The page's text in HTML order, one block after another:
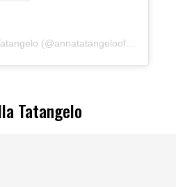
Un post condiviso da Anna Tatangelo (@annatatangeloofficial)
Tatangelo